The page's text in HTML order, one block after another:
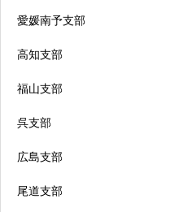
愛媛南予支部
高知支部
福山支部
呉支部
広島支部
尾道支部